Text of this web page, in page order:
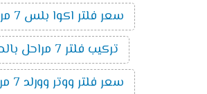
سعر فلتر اكوا بلس 7 مراحل
تركيب فلتر 7 مراحل بالصور
سعر فلتر ووتر وورلد 7 مراحل